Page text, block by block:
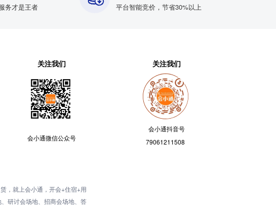
务才是王者 平台智能竞价，节省30%以上
关注我们
会小通微信公众号
关注我们
会小通抖音号
79061211508
，就上会小通，开会+住宿+用
研讨会场地、招商会场地、答